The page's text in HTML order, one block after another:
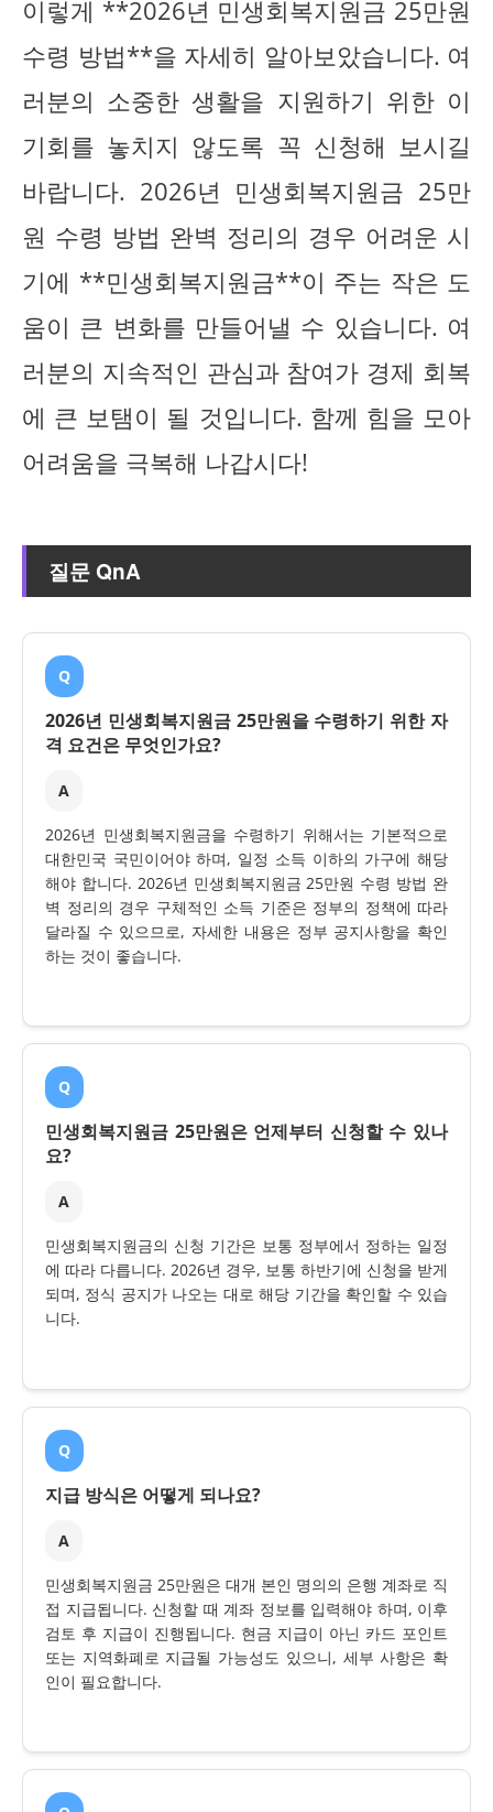
이렇게 **2026년 민생회복지원금 25만원
수령 방법**을 자세히 알아보았습니다. 여
러분의 소중한 생활을 지원하기 위한 이
기회를 놓치지 않도록 꼭 신청해 보시길
바랍니다. 2026년 민생회복지원금 25만
원 수령 방법 완벽 정리의 경우 어려운 시
기에 **민생회복지원금**이 주는 작은 도
움이 큰 변화를 만들어낼 수 있습니다. 여
러분의 지속적인 관심과 참여가 경제 회복
에 큰 보탬이 될 것입니다. 함께 힘을 모아
어려움을 극복해 나갑시다!
질문 QnA
Q
2026년 민생회복지원금 25만원을 수령하기 위한 자
격 요건은 무엇인가요?
A
2026년 민생회복지원금을 수령하기 위해서는 기본적으로
대한민국 국민이어야 하며, 일정 소득 이하의 가구에 해당
해야 합니다. 2026년 민생회복지원금 25만원 수령 방법 완
벽 정리의 경우 구체적인 소득 기준은 정부의 정책에 따라
달라질 수 있으므로, 자세한 내용은 정부 공지사항을 확인
하는 것이 좋습니다.
Q
민생회복지원금 25만원은 언제부터 신청할 수 있나
요?
A
민생회복지원금의 신청 기간은 보통 정부에서 정하는 일정
에 따라 다릅니다. 2026년 경우, 보통 하반기에 신청을 받게
되며, 정식 공지가 나오는 대로 해당 기간을 확인할 수 있습
니다.
Q
지급 방식은 어떻게 되나요?
A
민생회복지원금 25만원은 대개 본인 명의의 은행 계좌로 직
접 지급됩니다. 신청할 때 계좌 정보를 입력해야 하며, 이후
검토 후 지급이 진행됩니다. 현금 지급이 아닌 카드 포인트
또는 지역화폐로 지급될 가능성도 있으니, 세부 사항은 확
인이 필요합니다.